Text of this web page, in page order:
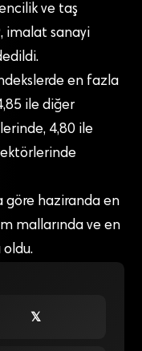
ve taş
imalat sanayi
en fazla
ile diğer
4,80 ile
göre haziranda en
mallarında ve en
oldu.
𝕏